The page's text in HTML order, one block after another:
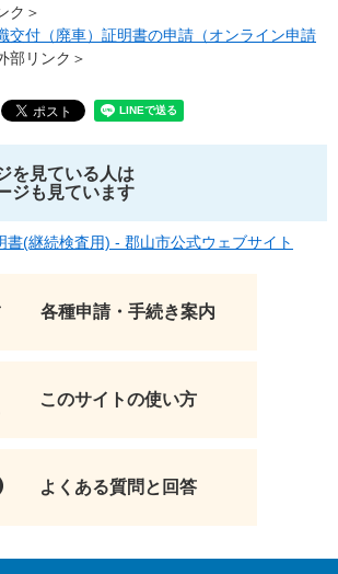
ク＞
交付（廃車）証明書の申請（オンライン申請
部リンク＞
を見ている人は
ジも見ています
書(継続検査用) - 郡山市公式ウェブサイト
各種申請・手続き案内
このサイトの使い方
よくある質問と回答